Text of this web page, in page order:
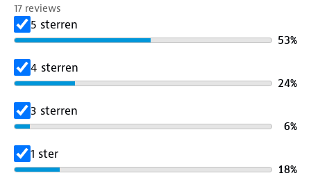
17 reviews
5 sterren
53%
4 sterren
24%
3 sterren
6%
1 ster
18%